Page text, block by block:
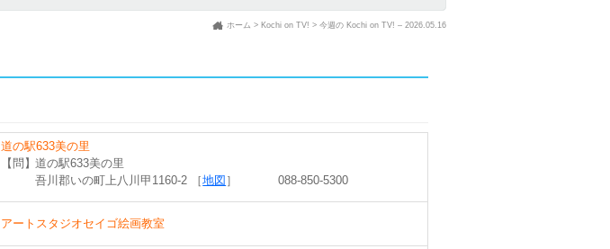
ホーム > Kochi on TV! > 今週の Kochi on TV! – 2026.05.16
道の駅633美の里
【問】道の駅633美の里
吾川郡いの町上八川甲1160-2 ［地図 ］ 088-850-5300
アートスタジオセイゴ絵画教室